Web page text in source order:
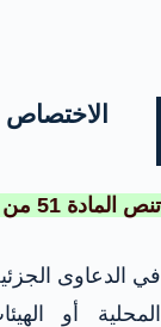
تنص المادة 51 من قانون المرافعات على
في الدعاوى
المحلية أو